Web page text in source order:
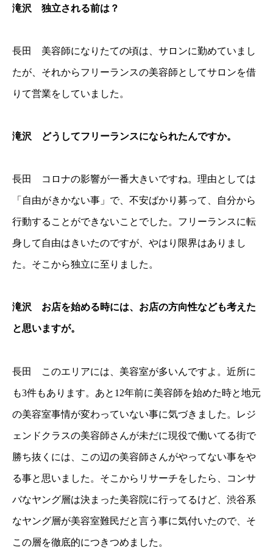
滝沢 独立される前は？
長田 美容師になりたての頃は、サロンに勤めていまし
たが、それからフリーランスの美容師としてサロンを借
りて営業をしていました。
滝沢 どうしてフリーランスになられたんですか。
長田 コロナの影響が一番大きいですね。理由としては
「自由がきかない事」で、不安ばかり募って、自分から
行動することができないことでした。フリーランスに転
身して自由はきいたのですが、やはり限界はありまし
た。そこから独立に至りました。
滝沢 お店を始める時には、お店の方向性なども考えた
と思いますが。
長田 このエリアには、美容室が多いんですよ。近所に
も3件もあります。あと12年前に美容師を始めた時と地元
の美容室事情が変わっていない事に気づきました。レジ
ェンドクラスの美容師さんが未だに現役で働いてる街で
勝ち抜くには、この辺の美容師さんがやってない事をや
る事と思いました。そこからリサーチをしたら、コンサ
バなヤング層は決まった美容院に行ってるけど、渋谷系
なヤング層が美容室難民だと言う事に気付いたので、そ
この層を徹底的につきつめました。